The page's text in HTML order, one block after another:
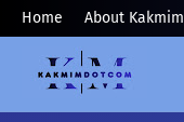
Home About Kakmim